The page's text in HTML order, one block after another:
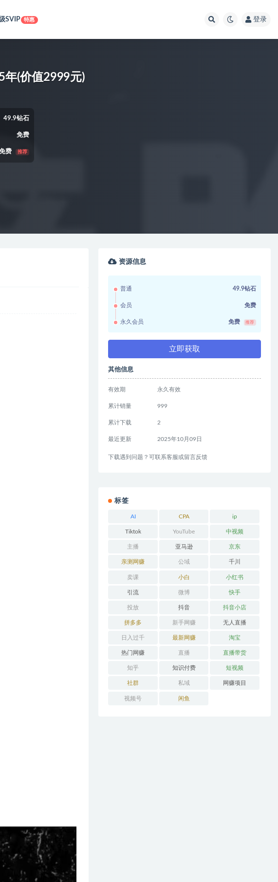
SVIP 特惠 登录
年(价值2999元)
49.9钻石
免费
费 推荐
资源信息
普通 49.9钻石
会员 免费
永久会员 免费 推荐
立即获取
其他信息
有效期 永久有效
累计销量 999
累计下载 2
最近更新 2025年10月09日
下载遇到问题？可联系客服或留言反馈
标签
AI CPA ip
Tiktok YouTube 中视频
主播 亚马逊 京东
亲测网赚 公域 千川
卖课 小白 小红书
引流 微博 快手
投放 抖音 抖音小店
拼多多 新手网赚 无人直播
日入过千 最新网赚 淘宝
热门网赚 直播 直播带货
知乎 知识付费 短视频
社群 私域 网赚项目
视频号 闲鱼